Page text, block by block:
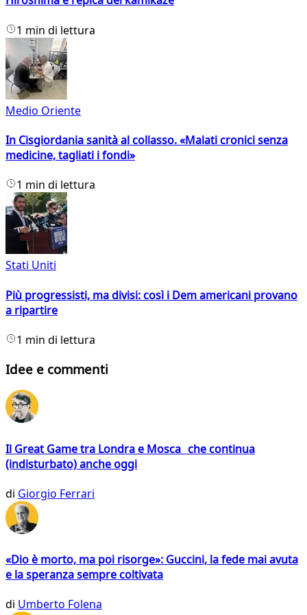
1 min di lettura
Medio Oriente
In Cisgiordania sanità al collasso. «Malati cronici senza
medicine, tagliati i fondi»
1 min di lettura
Stati Uniti
Più progressisti, ma divisi: così i Dem americani provano
a ripartire
1 min di lettura
Idee e commenti
Il Great Game tra Londra e Mosca che continua
(indisturbato) anche oggi
di Giorgio Ferrari
«Dio è morto, ma poi risorge»: Guccini, la fede mai avuta
e la speranza sempre coltivata
di Umberto Folena